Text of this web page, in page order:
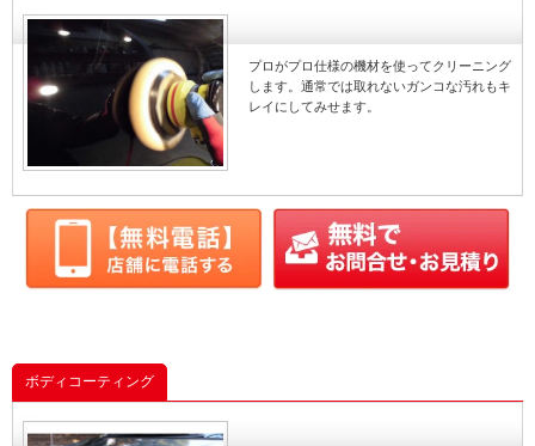
プロがプロ仕様の機材を使ってクリーニング
します。通常では取れないガンコな汚れもキ
レイにしてみせます。
ボディコーティング